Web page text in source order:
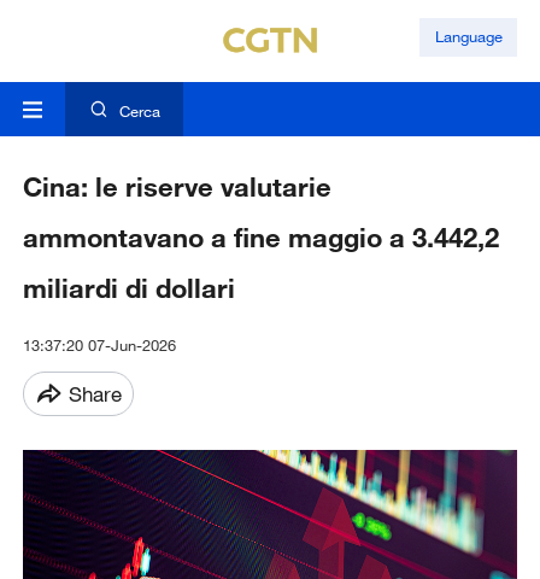
Language
Cerca
Cina: le riserve valutarie
ammontavano a fine maggio a 3.442,2
miliardi di dollari
13:37:20 07-Jun-2026
Share